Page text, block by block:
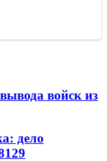
войск из
дело